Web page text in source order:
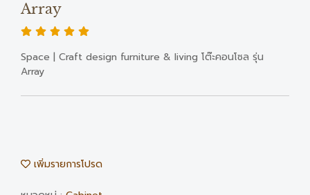
Array
Space | Craft design furniture & living โต๊ะคอนโซล รุ่น
Array
เพิ่มรายการโปรด